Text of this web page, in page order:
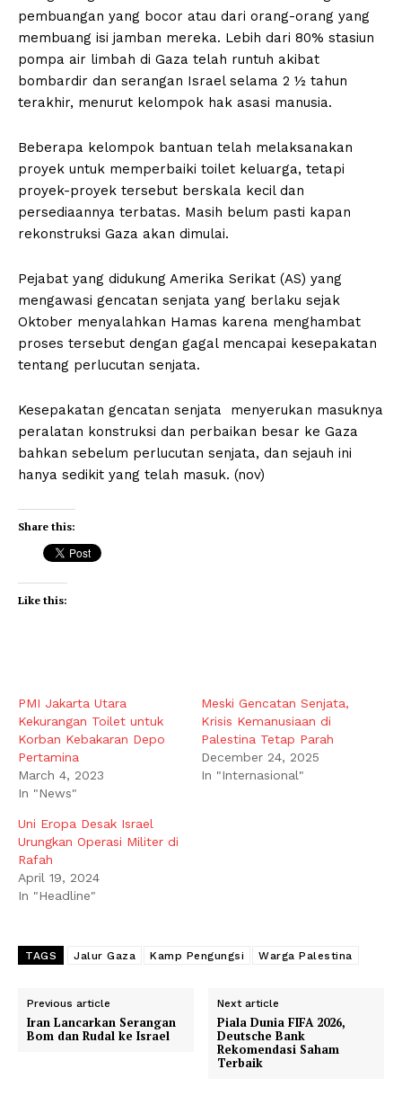
pembuangan yang bocor atau dari orang-orang yang
membuang isi jamban mereka. Lebih dari 80% stasiun
pompa air limbah di Gaza telah runtuh akibat
bombardir dan serangan Israel selama 2 ½ tahun
terakhir, menurut kelompok hak asasi manusia.
Beberapa kelompok bantuan telah melaksanakan
proyek untuk memperbaiki toilet keluarga, tetapi
proyek-proyek tersebut berskala kecil dan
persediaannya terbatas. Masih belum pasti kapan
rekonstruksi Gaza akan dimulai.
Pejabat yang didukung Amerika Serikat (AS) yang
mengawasi gencatan senjata yang berlaku sejak
Oktober menyalahkan Hamas karena menghambat
proses tersebut dengan gagal mencapai kesepakatan
tentang perlucutan senjata.
Kesepakatan gencatan senjata menyerukan masuknya
peralatan konstruksi dan perbaikan besar ke Gaza
bahkan sebelum perlucutan senjata, dan sejauh ini
hanya sedikit yang telah masuk. (nov)
Share this:
Like this:
PMI Jakarta Utara
Kekurangan Toilet untuk
Korban Kebakaran Depo
Pertamina
March 4, 2023
In "News"
Meski Gencatan Senjata,
Krisis Kemanusiaan di
Palestina Tetap Parah
December 24, 2025
In "Internasional"
Uni Eropa Desak Israel
Urungkan Operasi Militer di
Rafah
April 19, 2024
In "Headline"
TAGS Jalur Gaza Kamp Pengungsi Warga Palestina
Previous article
Iran Lancarkan Serangan
Bom dan Rudal ke Israel
Next article
Piala Dunia FIFA 2026,
Deutsche Bank
Rekomendasi Saham
Terbaik